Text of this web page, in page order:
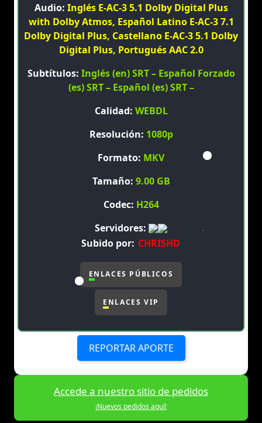
Audio: Inglés E-AC-3 5.1 Dolby Digital Plus
with Dolby Atmos, Español Latino E-AC-3 7.1
Dolby Digital Plus, Castellano E-AC-3 5.1 Dolby
Digital Plus, Portugués AAC 2.0
Subtítulos: Inglés (en) SRT – Español Forzado
(es) SRT – Español (es) SRT –
Calidad: WEBDL
Resolución: 1080p
Formato: MKV
Tamaño: 9.00 GB
Codec: H264
Servidores:
Subido por: CHRISHD
ENLACES PÚBLICOS
ENLACES VIP
REPORTAR APORTE
Accede a nuestro sitio de pedidos
¡Nuevos pedidos aquí!